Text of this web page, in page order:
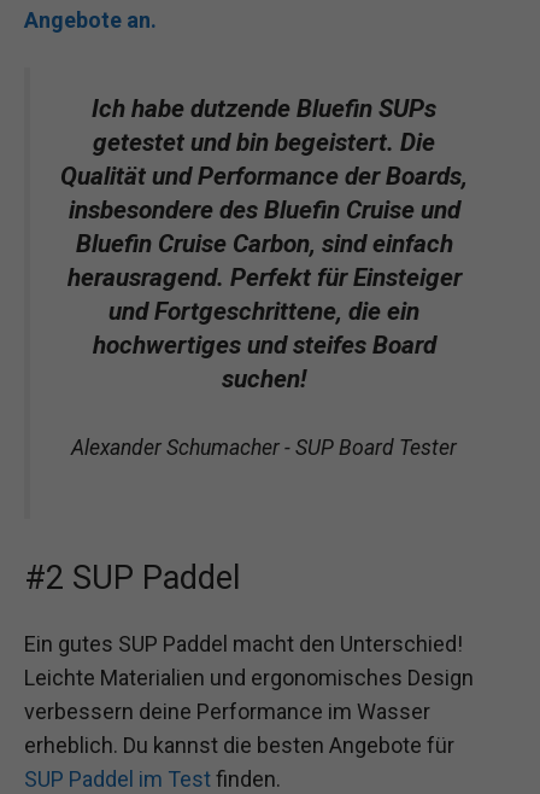
Angebote an.
Ich habe dutzende Bluefin SUPs
getestet und bin begeistert. Die
Qualität und Performance der Boards,
insbesondere des Bluefin Cruise und
Bluefin Cruise Carbon, sind einfach
herausragend. Perfekt für Einsteiger
und Fortgeschrittene, die ein
hochwertiges und steifes Board
suchen!
Alexander Schumacher - SUP Board Tester
#2 SUP Paddel
Ein gutes SUP Paddel macht den Unterschied!
Leichte Materialien und ergonomisches Design
verbessern deine Performance im Wasser
erheblich. Du kannst die besten Angebote für
SUP Paddel im Testfinden.